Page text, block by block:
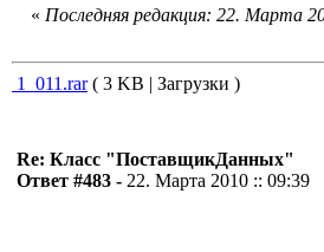
« Последняя редакция: 22. Марта
1_011.rar( 3 KB | Загрузки )
Re: Класс "ПоставщикДанных"
Ответ #483 - 22. Марта 2010 :: 09:39